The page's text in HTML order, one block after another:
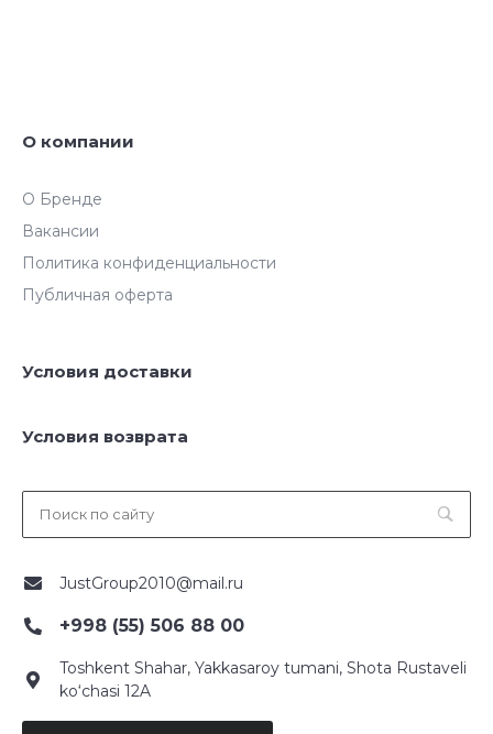
О компании
О Бренде
Вакансии
Политика конфиденциальности
Публичная оферта
Условия доставки
Условия возврата
JustGroup2010@mail.ru
+998 (55) 506 88 00
Toshkent Shahar, Yakkasaroy tumani, Shota Rustaveli
ko‘chasi 12A